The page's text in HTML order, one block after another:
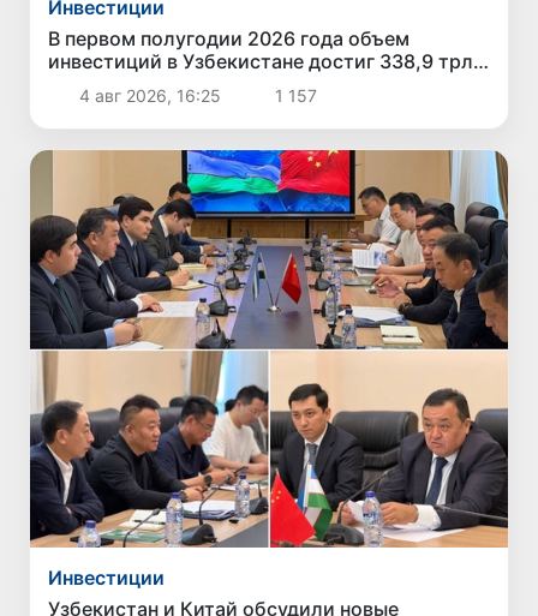
Инвестиции
В первом полугодии 2026 года объем
инвестиций в Узбекистане достиг 338,9 трлн
4 авг 2026, 16:25 1 157
Инвестиции
Узбекистан и Китай обсудили новые